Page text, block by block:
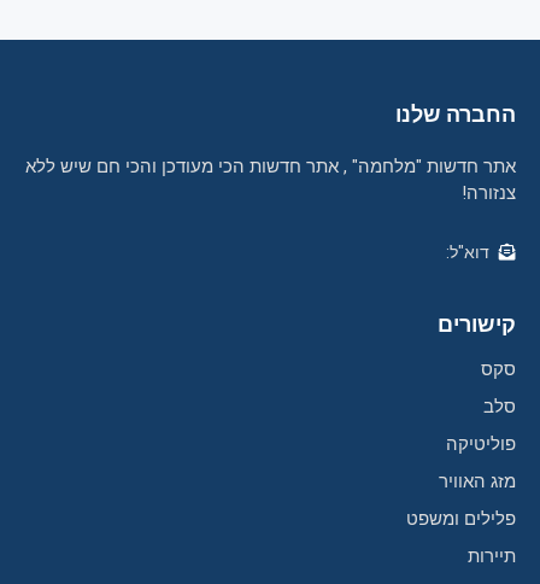
החברה שלנו
אתר חדשות "מלחמה" , אתר חדשות הכי מעודכן והכי חם שיש ללא
צנזורה!
דוא"ל:
קישורים
סקס
סלב
פוליטיקה
מזג האוויר
פלילים ומשפט
תיירות